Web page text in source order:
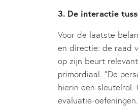
3. De interactie
Voor de laatste
en directie: de raad
op zijn beurt
primordiaal. “De
hierin een
evaluatie-